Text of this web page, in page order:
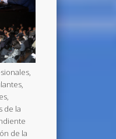
de la
de la